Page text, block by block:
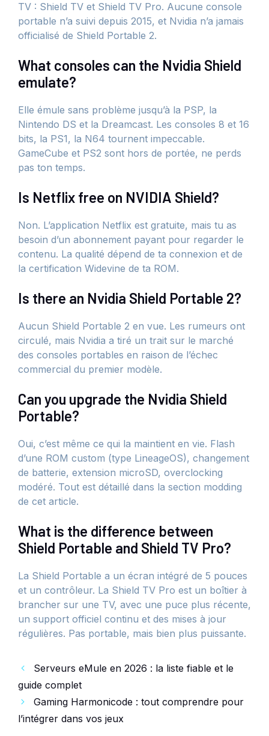
TV : Shield TV et Shield TV Pro. Aucune console
portable n’a suivi depuis 2015, et Nvidia n’a jamais
officialisé de Shield Portable 2.
What consoles can the Nvidia Shield
emulate?
Elle émule sans problème jusqu’à la PSP, la
Nintendo DS et la Dreamcast. Les consoles 8 et 16
bits, la PS1, la N64 tournent impeccable.
GameCube et PS2 sont hors de portée, ne perds
pas ton temps.
Is Netflix free on NVIDIA Shield?
Non. L’application Netflix est gratuite, mais tu as
besoin d’un abonnement payant pour regarder le
contenu. La qualité dépend de ta connexion et de
la certification Widevine de ta ROM.
Is there an Nvidia Shield Portable 2?
Aucun Shield Portable 2 en vue. Les rumeurs ont
circulé, mais Nvidia a tiré un trait sur le marché
des consoles portables en raison de l’échec
commercial du premier modèle.
Can you upgrade the Nvidia Shield
Portable?
Oui, c’est même ce qui la maintient en vie. Flash
d’une ROM custom (type LineageOS), changement
de batterie, extension microSD, overclocking
modéré. Tout est détaillé dans la section modding
de cet article.
What is the difference between
Shield Portable and Shield TV Pro?
La Shield Portable a un écran intégré de 5 pouces
et un contrôleur. La Shield TV Pro est un boîtier à
brancher sur une TV, avec une puce plus récente,
un support officiel continu et des mises à jour
régulières. Pas portable, mais bien plus puissante.
Serveurs eMule en 2026 : la liste fiable et le
guide complet
Gaming Harmonicode : tout comprendre pour
l’intégrer dans vos jeux